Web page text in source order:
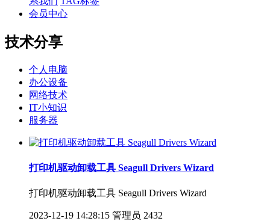
会员中心
技术分享
个人电脑
办公设备
网络技术
IT小知识
服务器
打印机驱动卸载工具 Seagull Drivers Wizard
打印机驱动卸载工具 Seagull Drivers Wizard
2023-12-19 14:28:15 管理员 2432